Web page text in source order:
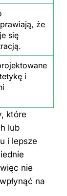
że
się
i
które
lub
i lepsze
nie
na